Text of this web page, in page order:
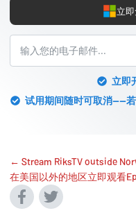
立
立即
试用期间随时可取消——
← Stream RiksTV outside
在美国以外的地区立即观看